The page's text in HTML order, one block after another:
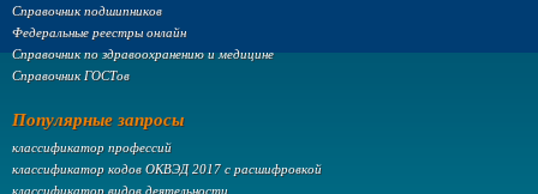
Справочник подшипников
Федеральные реестры онлайн
Справочник по здравоохранению и медицине
Справочник ГОСТов
Популярные запросы
классификатор профессий
классификатор кодов ОКВЭД 2017 с расшифровкой
классификатор видов деятельности